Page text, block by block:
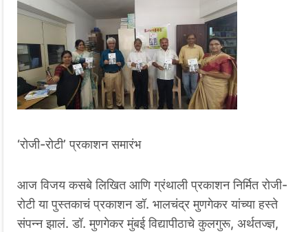
‘रोजी-रोटी’ प्रकाशन समारंभ
आज विजय कसबे लिखित आणि ग्रंथाली प्रकाशन निर्मित रोजी-
रोटी या पुस्तकाचं प्रकाशन डॉ. भालचंद्र मुणगेकर यांच्या हस्ते
संपन्न झालं. डॉ. मुणगेकर मुंबई विद्यापीठाचे कुलगुरू, अर्थतज्ज्ञ,